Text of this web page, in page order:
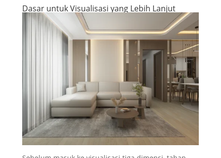
Dasar untuk Visualisasi yang Lebih Lanjut